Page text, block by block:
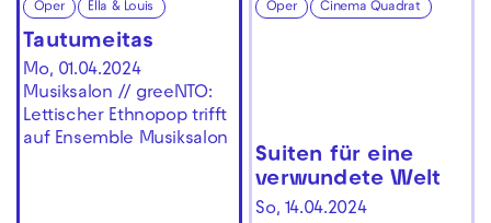
Oper Ella & Louis
Tautu­meitas
Mo, 01.04.2024
Musiksalon // greeNTO:
Lettischer Ethnopop trifft
auf Ensemble Musiksalon
Oper Cinema Quadrat
Suiten für eine
verwundete Welt
So, 14.04.2024